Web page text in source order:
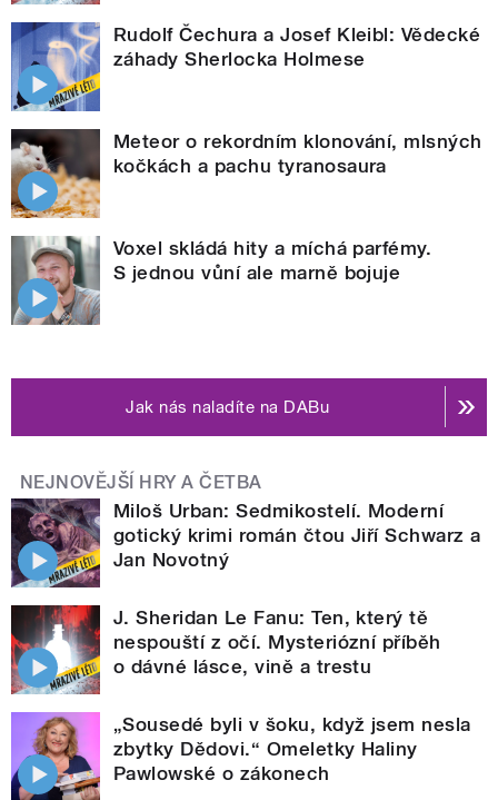
Rudolf Čechura a Josef Kleibl: Vědecké
záhady Sherlocka Holmese
Meteor o rekordním klonování, mlsných
kočkách a pachu tyranosaura
Voxel skládá hity a míchá parfémy.
S jednou vůní ale marně bojuje
Jak nás naladíte na DABu
NEJNOVĚJŠÍ HRY A ČETBA
Miloš Urban: Sedmikostelí. Moderní
gotický krimi román čtou Jiří Schwarz a
Jan Novotný
J. Sheridan Le Fanu: Ten, který tě
nespouští z očí. Mysteriózní příběh
o dávné lásce, vině a trestu
„Sousedé byli v šoku, když jsem nesla
zbytky Dědovi.“ Omeletky Haliny
Pawlowské o zákonech